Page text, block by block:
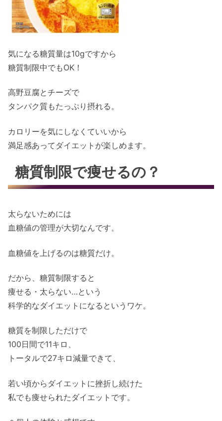
気になる糖質量は10gですから
糖質制限中でもOK！
高野豆腐とチーズで
タンパク質もたっぷり摂れる。
カロリーを気にしなくていいから
満足感あってダイエットが楽しめます。
糖質制限で痩せるの？
太らないためには
血糖値の管理が大切なんです。
血糖値を上げるのは糖質だけ。
だから、糖質制限すると
痩せる・太らない…という
科学的なダイエットになるというワケ。
糖質を制限しただけで
100日間で11キロ、
トータルで27キロ減量できて、
若い頃からダイエットに挫折し続けた
私でも痩せられたダイエットです。